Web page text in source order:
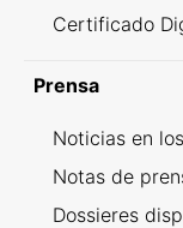
Certificado
Prensa
Noticias en
Notas de
Dossieres